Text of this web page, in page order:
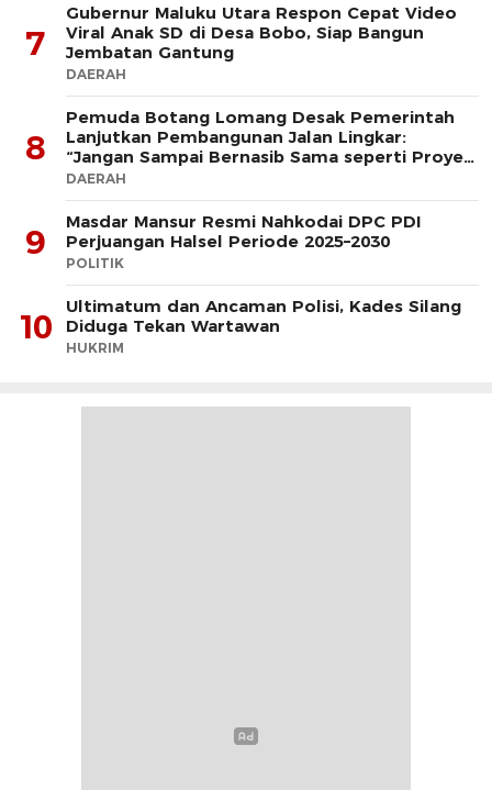
7
Gubernur Maluku Utara Respon Cepat Video
Viral Anak SD di Desa Bobo, Siap Bangun
Jembatan Gantung
DAERAH
8
Pemuda Botang Lomang Desak Pemerintah
Lanjutkan Pembangunan Jalan Lingkar:
“Jangan Sampai Bernasib Sama seperti Proyek
PLTD
DAERAH
9
Masdar Mansur Resmi Nahkodai DPC PDI
Perjuangan Halsel Periode 2025–2030
POLITIK
10
Ultimatum dan Ancaman Polisi, Kades Silang
Diduga Tekan Wartawan
HUKRIM